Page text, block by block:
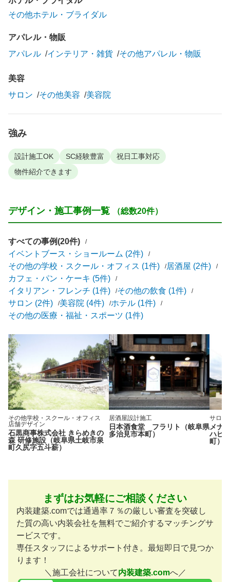
その他ホテル・ブライダル
アパレル・物販
アパレル
インテリア・雑貨 その他アパレル・物販
美容
サロン
その他美容 美容院
強み
設計施工OK SC経験豊富
祝日工事対応
物件紹介できます
デザイン・施工事例一覧 （総数20件）
すべての事例(20件)
イベントブース・ショールーム (2件)
その他の学校・スクール・オフィス (1件)
居酒屋 (2件)
カフェ・パン・ケーキ (5件)
イタリアン・フレンチ (1件)
その他の飲食 (1件)
サロン (2件)
美容院 (4件)
ホテル (1件)
その他の医療・福祉・スポーツ (1件)
その他学校・スクール・オフィス
店舗デザイン
石黒商事株式会社 きらめきの
森 研修施設（岐阜県土岐市泉
町久尻字五斗薪）
居酒屋設計施工
日本酒食堂 フラリト（岐阜県
多治見市本町）
サロン
メナ
ハピ
町）
まずはお気軽にご相談ください
内装建築.comでは通過率７％の厳しい審査を突破し
た質の高い内装会社を無料でご紹介するマッチングサ
ービスです。
専任スタッフによるサポート付き。最短即日で見つか
ります！
＼施工会社について内装建築.comへ／